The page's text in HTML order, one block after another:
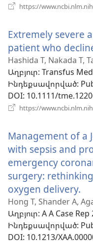
https://
Extremely severe
patient who
Hashida T, Nakada T,
Աղբյուր‎: Transfus
Ինդեքսավորված‎:
DOI‎: 10.1111/
https://
Management of a
with sepsis and
emergency
surgery:
oxygen delivery.
է
Hong T, Shander A,
Աղբյուր‎: A A Case
Ինդեքսավորված‎:
DOI‎: 10.1213/